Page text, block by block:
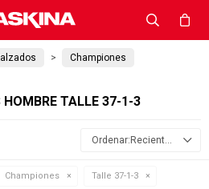
Championes
HOMBRE TALLE 37-1-3
Recientes
Championes Talle 37-1-3